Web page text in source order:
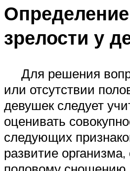
зрелости у
Для решения
или отсутствии
девушек следует
оценивать
следующих
развитие организма,